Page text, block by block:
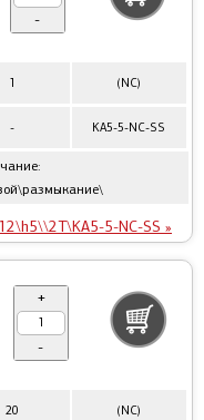
1 (NC)
- KA5-5-NC-SS
5-NC-SS »
-
20 (NC)
+
-